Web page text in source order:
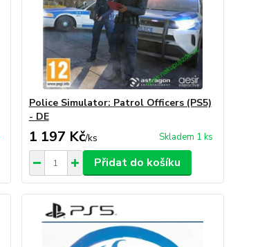
Police Simulator: Patrol Officers (PS5)
- DE
1 197 Kč/ks Skladem 1 ks
Přidat do košíku